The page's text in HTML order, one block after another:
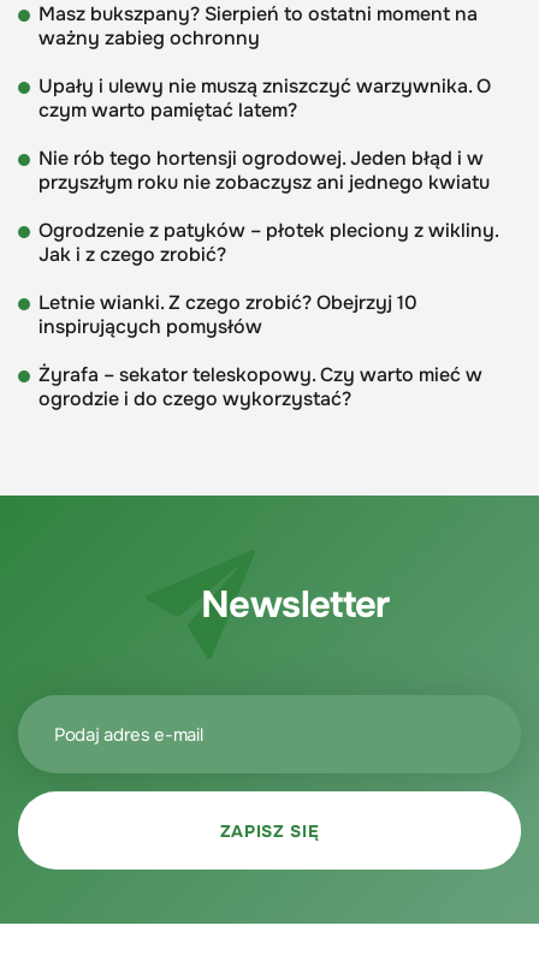
Masz bukszpany? Sierpień to ostatni moment na
ważny zabieg ochronny
Upały i ulewy nie muszą zniszczyć warzywnika. O
czym warto pamiętać latem?
Nie rób tego hortensji ogrodowej. Jeden błąd i w
przyszłym roku nie zobaczysz ani jednego kwiatu
Ogrodzenie z patyków – płotek pleciony z wikliny.
Jak i z czego zrobić?
Letnie wianki. Z czego zrobić? Obejrzyj 10
inspirujących pomysłów
Żyrafa – sekator teleskopowy. Czy warto mieć w
ogrodzie i do czego wykorzystać?
Newsletter